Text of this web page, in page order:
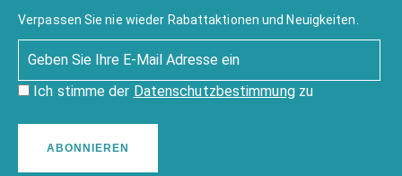
Verpassen Sie nie wieder Rabattaktionen und Neuigkeiten.
Ich stimme der Datenschutzbestimmungzu
ABONNIEREN